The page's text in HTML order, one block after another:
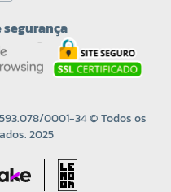
0001-34 © Todos os
2025